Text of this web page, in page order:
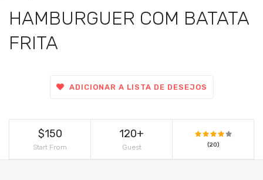
HAMBURGUER COM BATATA
FRITA
ADICIONAR A LISTA DE DESEJOS
$150
Start From
120+
Guest (20)